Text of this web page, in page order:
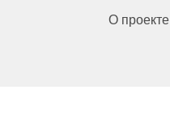
О проекте